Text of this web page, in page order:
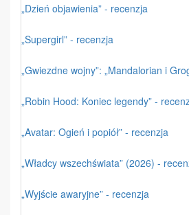
„Dzień objawienia” - recenzja
„Supergirl” - recenzja
„Gwiezdne wojny”: „Mandalorian i
„Robin Hood: Koniec legendy” -
„Avatar: Ogień i popiół” - recenzja
„Władcy wszechświata” (2026) -
„Wyjście awaryjne” - recenzja